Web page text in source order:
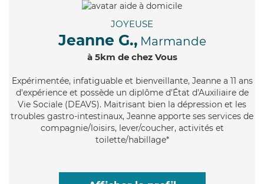
JOYEUSE
Jeanne G., Marmande
à 5km de chez Vous
Expérimentée, infatiguable et bienveillante, Jeanne a 11 ans
d'expérience et possède un diplôme d'État d'Auxiliaire de
Vie Sociale (DEAVS). Maitrisant bien la dépression et les
troubles gastro-intestinaux, Jeanne apporte ses services de
compagnie/loisirs, lever/coucher, activités et
toilette/habillage*